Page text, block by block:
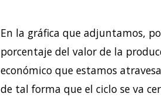
En la gráfica que adjuntamos,
porcentaje del valor de la
económico que estamos
de tal forma que el ciclo se va